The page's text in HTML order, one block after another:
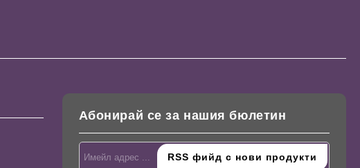
Абонирай се за нашия бюлетин